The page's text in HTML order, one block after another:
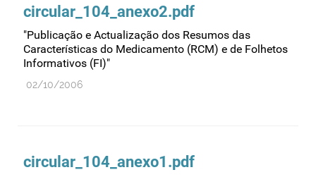
circular_104_anexo2.pdf
"Publicação e Actualização dos Resumos das
Características do Medicamento (RCM) e de Folhetos
Informativos (FI)"
02/10/2006
circular_104_anexo1.pdf